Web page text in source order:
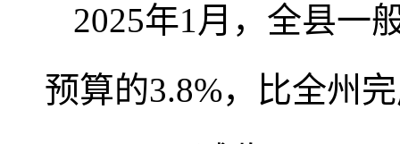
2025年1月，全县一
预算的3.8%，比全州